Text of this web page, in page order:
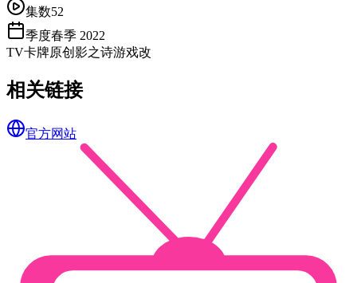
集数52
季度春季 2022
TV卡牌原创 影之诗游戏改
相关链接
官方网站